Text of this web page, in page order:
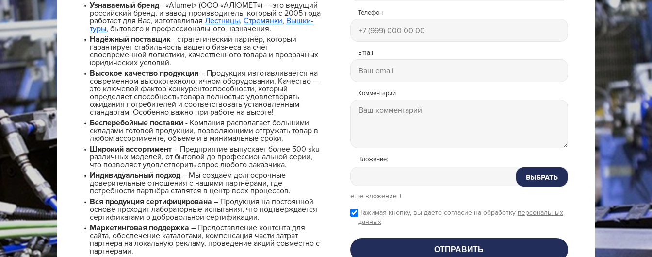
Узнаваемый бренд - «Alumet» (ООО «АЛЮМЕТ») — это ведущий
российский бренд, и завод-производитель, который с 2005 года
работает для Вас, изготавливая Лестницы, Стремянки, Вышки-
туры, бытового и профессионального назначения.
Надёжный поставщик - стратегический партнёр, который
гарантирует стабильность вашего бизнеса за счёт
своевременной логистики, качественного товара и прозрачных
юридических условий.
Высокое качество продукции – Продукция изготавливается на
современном высокотехнологичном оборудовании. Качество —
это ключевой фактор конкурентоспособности, который
определяет способность товара полностью удовлетворять
ожидания потребителей и соответствовать установленным
стандартам. Особенно важно при работе на высоте!
Бесперебойные поставки - Компания располагает большими
складами готовой продукции, позволяющими отгружать товар в
любом ассортименте, объеме и в минимальные сроки.
Широкий ассортимент – Предприятие выпускает более 500 sku
различных моделей, от бытовой до профессиональной серии,
что позволяет удовлетворить спрос любого заказчика.
Индивидуальный подход – Мы создаём долгосрочные
доверительные отношения с нашими партнёрами, где
потребности партнёра ставятся в центр всех процессов.
Вся продукция сертифицирована – Продукция на постоянной
основе проходит лабораторные испытания, что подтверждается
сертификатами о добровольной сертификации.
Маркетинговая поддержка – Предоставление контента для
сайта, обеспечение каталогами, компенсация части затрат
партнера на локальную рекламу, проведение акций совместно с
партнёрами.
Телефон
Email
Комментарий
Вложение:
ВЫБРАТЬ
еще вложение +
Нажимая кнопку, вы даете согласие на обработку персональных
данных
ОТПРАВИТЬ